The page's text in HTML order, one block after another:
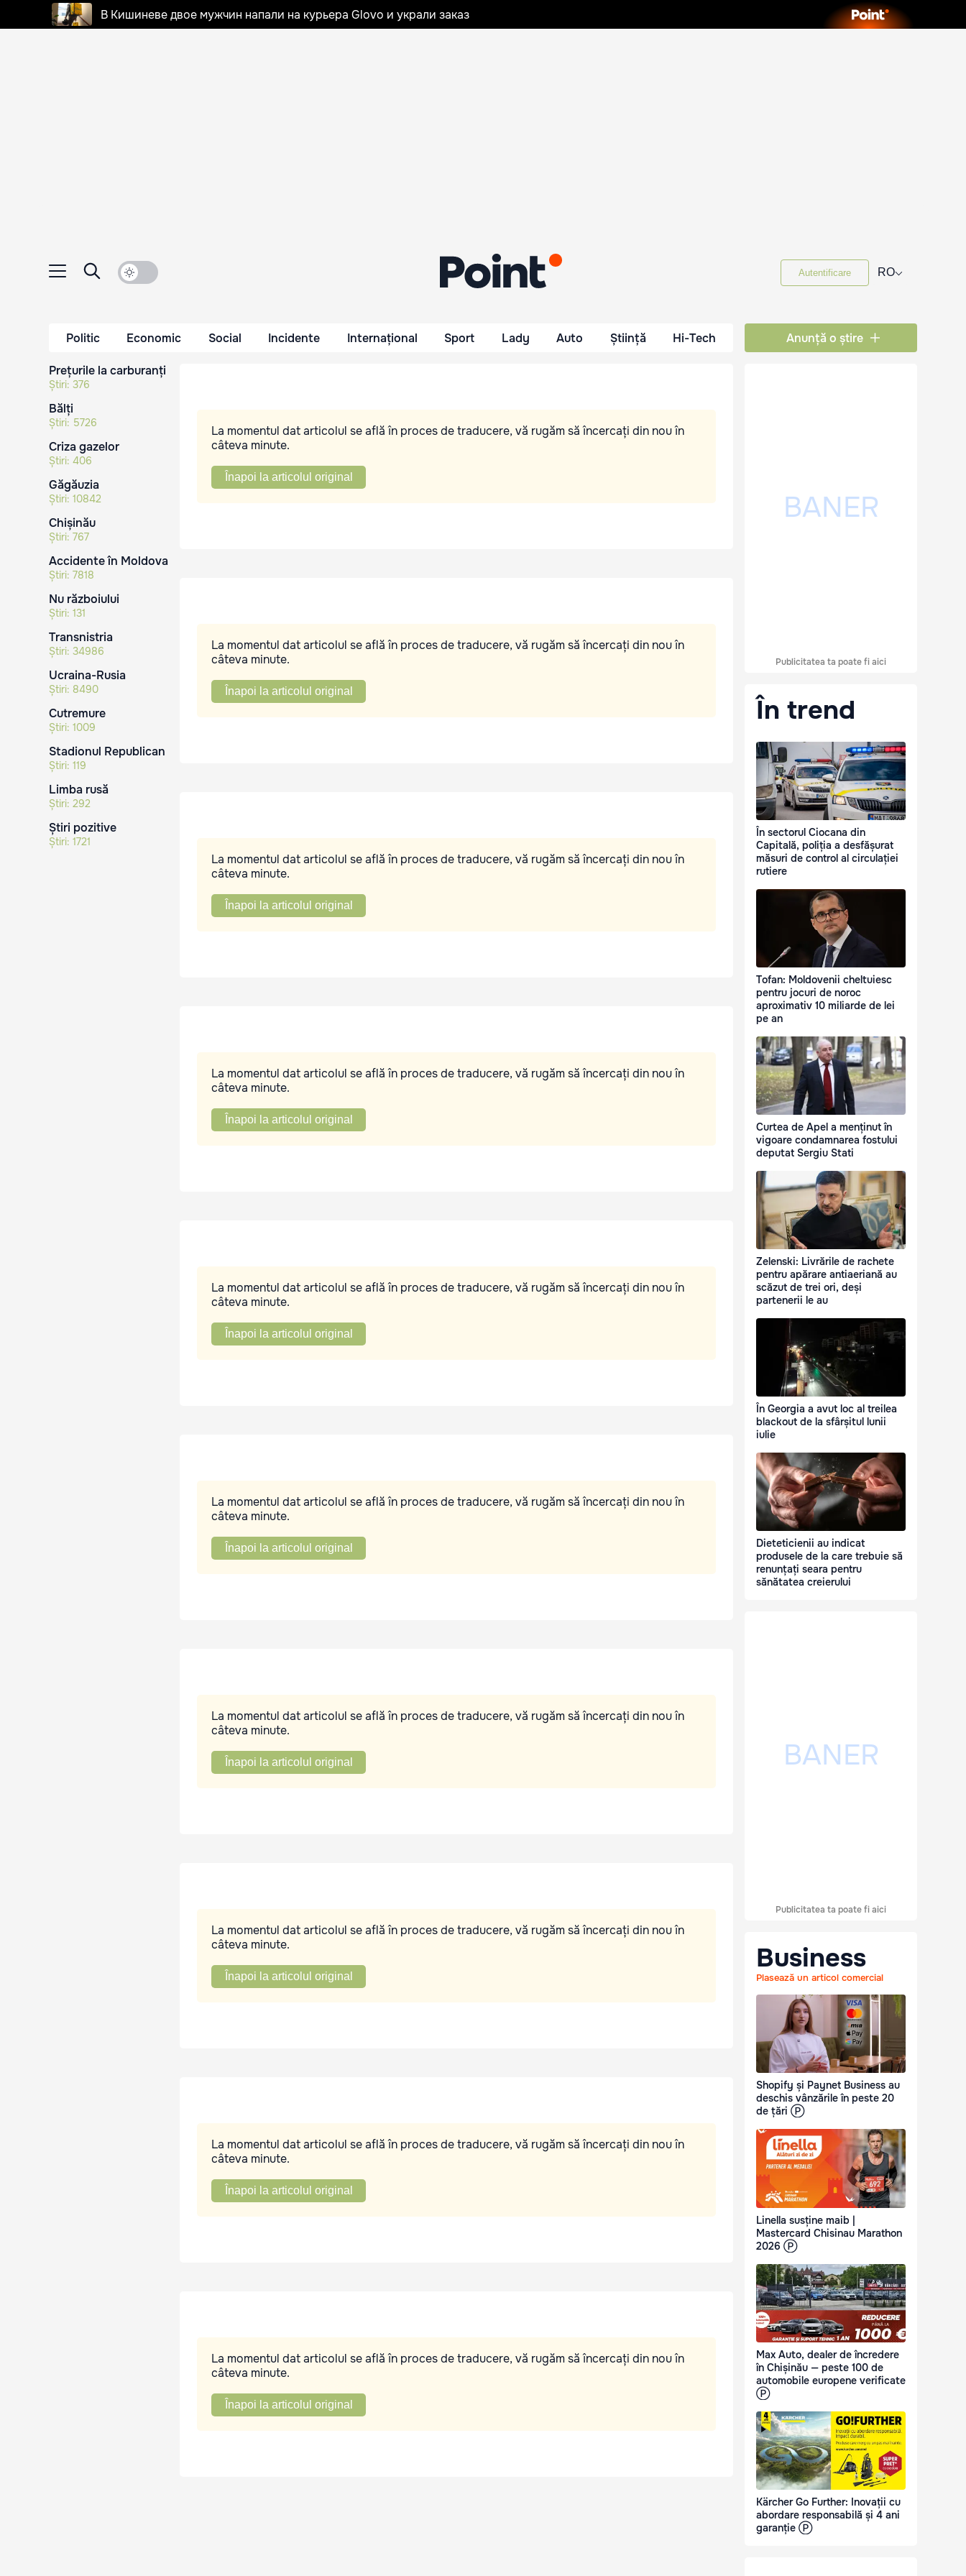
В Кишиневе двое мужчин напали на курьера Glovo и украли заказ
Autentificare RO⌵
Politic Economic Social Incidente Internațional Sport Lady Auto Știință Hi-Tech Anunță o știre
Prețurile la carburanți
Știri: 376
Bălți
Știri: 5726
Criza gazelor
Știri: 406
Găgăuzia
Știri: 10842
Chișinău
Știri: 767
Accidente în Moldova
Știri: 7818
Nu războiului
Știri: 131
Transnistria
Știri: 34986
Ucraina-Rusia
Știri: 8490
Cutremure
Știri: 1009
Stadionul Republican
Știri: 119
Limba rusă
Știri: 292
Știri pozitive
Știri: 1721
La momentul dat articolul se află în proces de traducere, vă rugăm să încercați din nou în
câteva minute.
Înapoi la articolul original
La momentul dat articolul se află în proces de traducere, vă rugăm să încercați din nou în
câteva minute.
Înapoi la articolul original
La momentul dat articolul se află în proces de traducere, vă rugăm să încercați din nou în
câteva minute.
Înapoi la articolul original
La momentul dat articolul se află în proces de traducere, vă rugăm să încercați din nou în
câteva minute.
Înapoi la articolul original
La momentul dat articolul se află în proces de traducere, vă rugăm să încercați din nou în
câteva minute.
Înapoi la articolul original
La momentul dat articolul se află în proces de traducere, vă rugăm să încercați din nou în
câteva minute.
Înapoi la articolul original
La momentul dat articolul se află în proces de traducere, vă rugăm să încercați din nou în
câteva minute.
Înapoi la articolul original
La momentul dat articolul se află în proces de traducere, vă rugăm să încercați din nou în
câteva minute.
Înapoi la articolul original
La momentul dat articolul se află în proces de traducere, vă rugăm să încercați din nou în
câteva minute.
Înapoi la articolul original
La momentul dat articolul se află în proces de traducere, vă rugăm să încercați din nou în
câteva minute.
Înapoi la articolul original
Publicitatea ta poate fi aici
În trend
În sectorul Ciocana din
Capitală, poliția a desfășurat
măsuri de control al circulației
rutiere
Tofan: Moldovenii cheltuiesc
pentru jocuri de noroc
aproximativ 10 miliarde de lei
pe an
Curtea de Apel a menținut în
vigoare condamnarea fostului
deputat Sergiu Stati
Zelenski: Livrările de rachete
pentru apărare antiaeriană au
scăzut de trei ori, deși
partenerii le au
În Georgia a avut loc al treilea
blackout de la sfârșitul lunii
iulie
Dieteticienii au indicat
produsele de la care trebuie să
renunțați seara pentru
sănătatea creierului
Publicitatea ta poate fi aici
Business
Plasează un articol comercial
Shopify și Paynet Business au
deschis vânzările în peste 20
de țări Ⓟ
Linella susține maib |
Mastercard Chisinau Marathon
2026 Ⓟ
Max Auto, dealer de încredere
în Chișinău — peste 100 de
automobile europene verificate
Ⓟ
Kärcher Go Further: Inovații cu
abordare responsabilă și 4 ani
garanție Ⓟ